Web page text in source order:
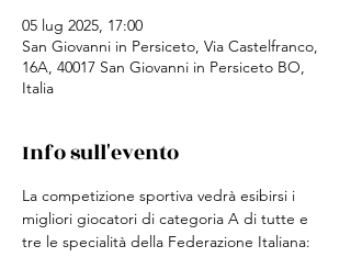
05 lug 2025, 17:00
San Giovanni in Persiceto, Via Castelfranco,
16A, 40017 San Giovanni in Persiceto BO,
Italia
Info sull'evento
La competizione sportiva vedrà esibirsi i
migliori giocatori di categoria A di tutte e
tre le specialità della Federazione Italiana: